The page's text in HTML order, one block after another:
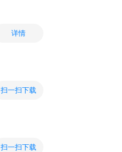
详情
扫一扫下载
扫一扫下载